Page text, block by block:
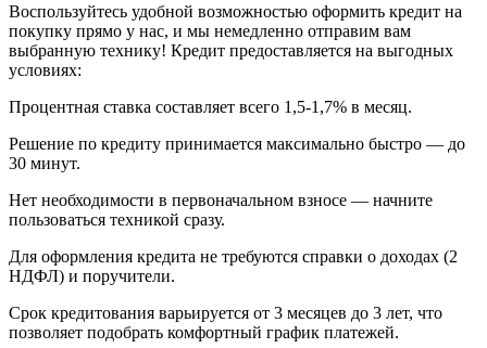
Воспользуйтесь удобной возможностью оформить кредит на
покупку прямо у нас, и мы немедленно отправим вам
выбранную технику! Кредит предоставляется на выгодных
условиях:
Процентная ставка составляет всего 1,5-1,7% в месяц.
Решение по кредиту принимается максимально быстро — до
30 минут.
Нет необходимости в первоначальном взносе — начните
пользоваться техникой сразу.
Для оформления кредита не требуются справки о доходах (2
НДФЛ) и поручители.
Срок кредитования варьируется от 3 месяцев до 3 лет, что
позволяет подобрать комфортный график платежей.